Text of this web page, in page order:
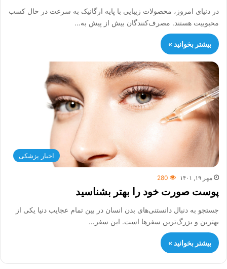
در دنیای امروز، محصولات زیبایی با پایه ارگانیک به سرعت در حال کسب
محبوبیت هستند. مصرف‌کنندگان بیش از پیش به…
بیشتر بخوانید »
اخبار پزشکی
مهر ۱۹, ۱۴۰۱ 280
پوست صورت خود را بهتر بشناسید
جستجو به دنبال دانستنی‌های بدن انسان در بین تمام عجایب دنیا یکی از
بهترین و بزرگ‌ترین سفرها است. این سفر…
بیشتر بخوانید »